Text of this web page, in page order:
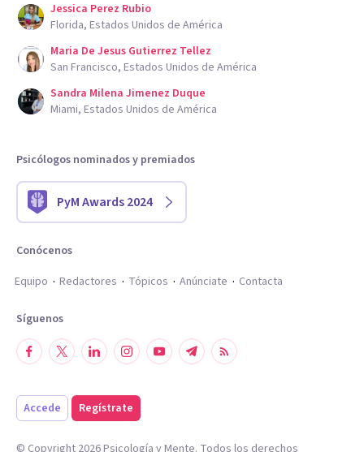
Jessica Perez Rubio
Florida, Estados Unidos de América
Maria De Jesus Gutierrez Tellez
San Francisco, Estados Unidos de América
Sandra Milena Jimenez Duque
Miami, Estados Unidos de América
Psicólogos nominados y premiados
PyM Awards 2024
Conócenos
Equipo
Redactores Tópicos Anúnciate Contacta
Síguenos
Accede Regístrate
© Copyright 2026Psicología y Mente. Todos los derechos